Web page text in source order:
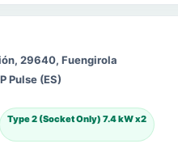
29640, Fuengirola
Pulse (ES)
Type 2 (Socket Only) 7.4 kW x2